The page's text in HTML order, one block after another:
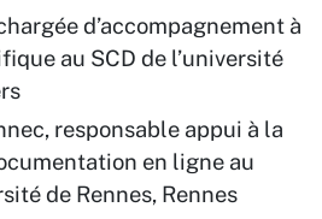
d’accompagnement à
au SCD de l’université
responsable appui à la
en ligne au
de Rennes, Rennes